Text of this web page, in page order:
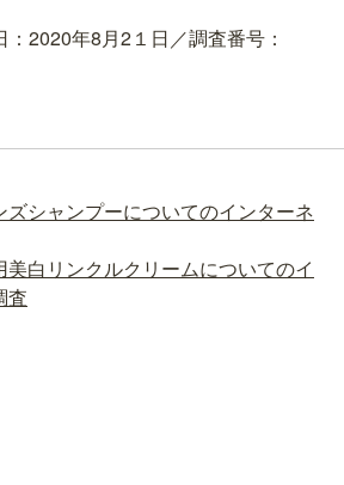
：2020年8月2１日／調査番号：
ズシャンプーについてのインターネ
美白リンクルクリームについてのイ
査